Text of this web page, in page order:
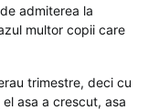
admiterea la
multor copii care
trimestre, deci cu
asa a crescut, asa